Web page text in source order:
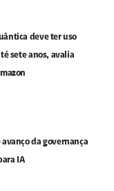
deve ter uso
sete anos, avalia
da governança
IA